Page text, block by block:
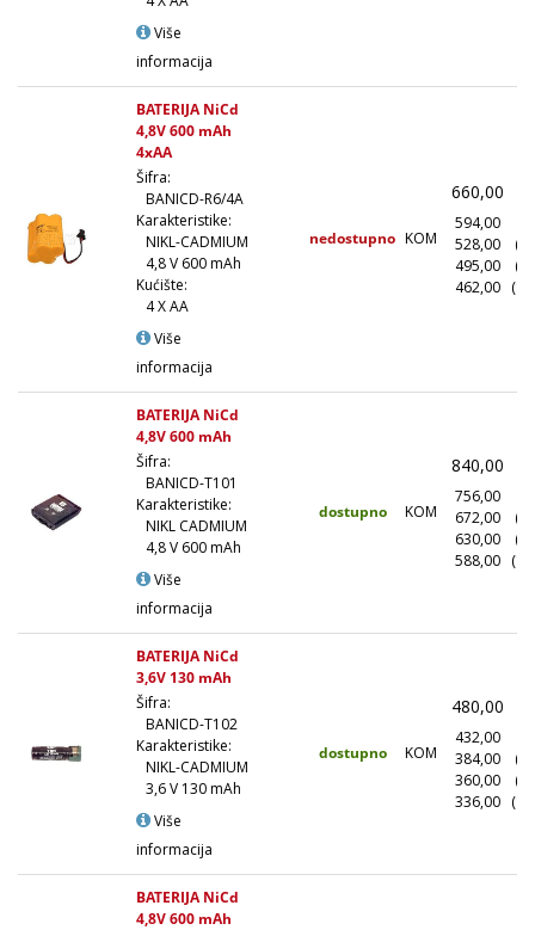
Više
informacija
BATERIJA NiCd
4,8V 600 mAh
4xAA
Šifra:
BANICD-R6/4A
Karakteristike:
NIKL-CADMIUM
4,8 V 600 mAh
Kućište:
4 X AA
Više
informacija
nedostupno KOM
660,00
594,00
528,00
495,00
462,00
BATERIJA NiCd
4,8V 600 mAh
Šifra:
BANICD-T101
Karakteristike:
NIKL CADMIUM
4,8 V 600 mAh
Više
informacija
dostupno KOM
840,00
756,00
672,00
630,00
588,00
BATERIJA NiCd
3,6V 130 mAh
Šifra:
BANICD-T102
Karakteristike:
NIKL-CADMIUM
3,6 V 130 mAh
Više
informacija
dostupno KOM
480,00
432,00
384,00
360,00
336,00
BATERIJA NiCd
4,8V 600 mAh